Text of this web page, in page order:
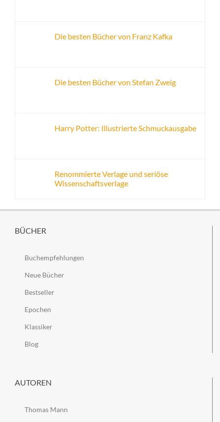
Die besten Bücher von Franz Kafka
Die besten Bücher von Stefan Zweig
Harry Potter: Illustrierte Schmuckausgabe
Renommierte Verlage und seriöse
Wissenschaftsverlage
BÜCHER
Buchempfehlungen
Neue Bücher
Bestseller
Epochen
Klassiker
Blog
AUTOREN
Thomas Mann